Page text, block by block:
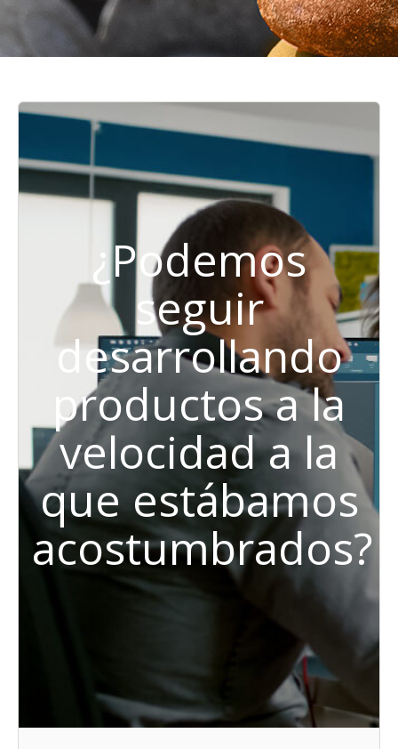
¿Podemos
seguir
desarrollando
productos a la
velocidad a la
que estábamos
acostumbrados?